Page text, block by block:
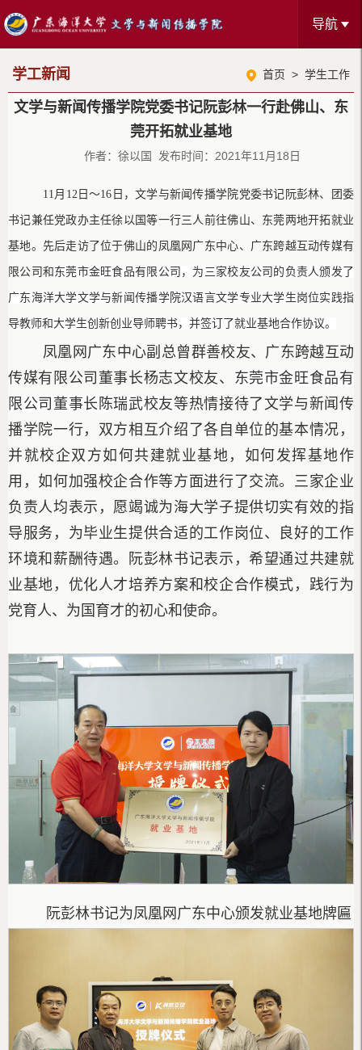
导航
学工新闻 首页 > 学生工作
文学与新闻传播学院党委书记阮彭林一行赴佛山、东
莞开拓就业基地
作者：徐以国 发布时间：2021年11月18日
11月12日～16日，文学与新闻传播学院党委书记阮彭林、团委
书记兼任党政办主任徐以国等一行三人前往佛山、东莞两地开拓就业
基地。先后走访了位于佛山的凤凰网广东中心、广东跨越互动传媒有
限公司和 东莞市金旺食品有限公司，为三家校友公司的负责人颁发了
广东海洋大学文学与新闻传播学院汉语言文学专业大学生岗位实践指
导教师和大学生创新创业导师聘书，并签订了就业基地合作协议。
凤凰网广东中心副总曾群善校友、广东跨越互动
传媒有限公司董事长杨志文校友、 东莞市金旺食品有
限公司董事长陈瑞武校友等热情接待了文学与新闻传
播学院一行，双方相互介绍了各自单位的基本情况，
并就校企双方如何共建就业基地，如何发挥基地作
用，如何加强校企合作等方面进行了交流。三家企业
负责人均表示，愿竭诚为海大学子提供切实有效的指
导服务，为毕业生提供合适的工作岗位、良好的工作
环境和薪酬待遇。阮彭林书记表示，希望通过共建就
业基地，优化人才培养方案和校企合作模式，践行为
党育人、为国育才的初心和使命。
阮彭林书记为凤凰网广东中心颁发就业基地牌匾